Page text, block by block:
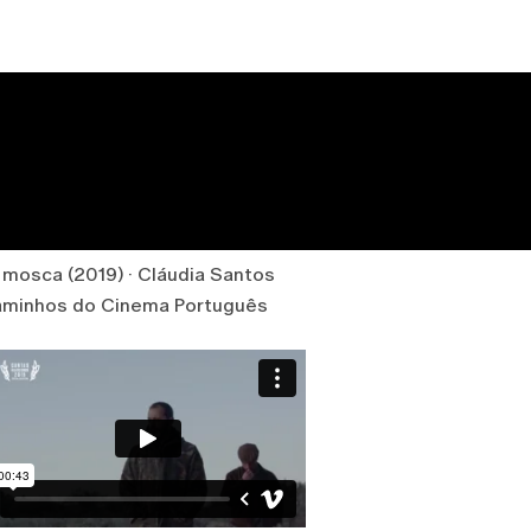
(2019) · Cláudia Santos
do Cinema Português